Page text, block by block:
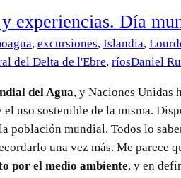
experiencias. Día
agua, excursiones, Islandia,
del Delta de l'Ebre, ríosDaniel
del Agua, y Naciones Unidas
uso sostenible de la misma.
población mundial. Todos lo
una vez más. Me parece
por el medio ambiente, y en